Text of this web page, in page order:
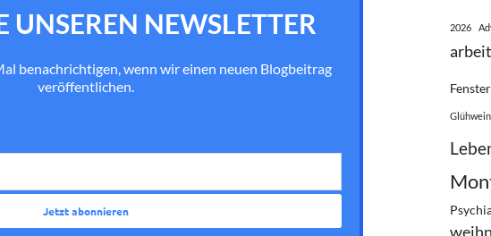
UNSEREN NEWSLETTER
benachrichtigen, wenn wir einen neuen Blogbeitrag
veröffentlichen.
2026
Fenster
Glühwein